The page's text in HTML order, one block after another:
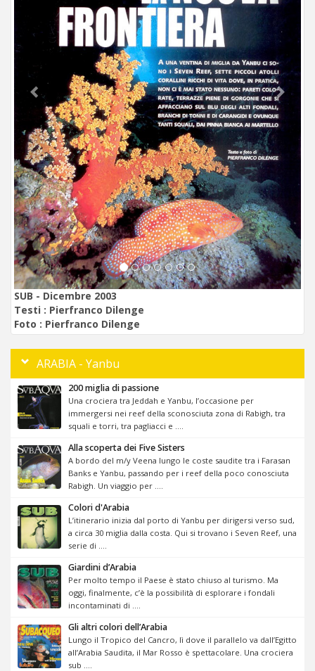
SUB - Dicembre 2003
Testi : Pierfranco Dilenge
Foto : Pierfranco Dilenge
ARABIA - Yanbu
200 miglia di passione
Una crociera tra Jeddah e Yanbu, l’occasione per
immergersi nei reef della sconosciuta zona di Rabigh, tra
squali e torri, tra pagliacci e ....
Alla scoperta dei Five Sisters
A bordo del m/y Veena lungo le coste saudite tra i Farasan
Banks e Yanbu, passando per i reef della poco conosciuta
Rabigh. Un viaggio per ....
Colori d'Arabia
L’itinerario inizia dal porto di Yanbu per dirigersi verso sud,
a circa 30 miglia dalla costa. Qui si trovano i Seven Reef, una
serie di ....
Giardini d’Arabia
Per molto tempo il Paese è stato chiuso al turismo. Ma
oggi, finalmente, c’è la possibilità di esplorare i fondali
incontaminati di ....
Gli altri colori dell’Arabia
Lungo il Tropico del Cancro, lì dove il parallelo va dall’Egitto
all’Arabia Saudita, il Mar Rosso è spettacolare. Una crociera
sub ....